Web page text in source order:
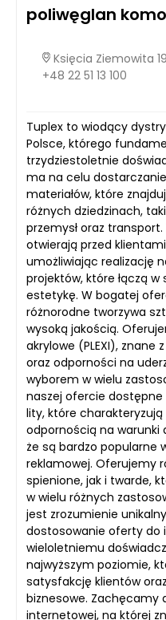
poliwęglan
Księcia Ziemowita
+48 22 51 13 100
Tuplex to wiodący
Polsce, którego
trzydziestoletnie
ma na celu
materiałów, które
różnych dziedzinach,
przemysł oraz
otwierają przed
umożliwiając realizację
projektów, które łączą w
estetykę. W bogatej
różnorodne tworzywa
wysoką jakością.
akrylowe (PLEXI), znane
oraz odporności na
wyborem w wielu
naszej ofercie dostępne
lity, które
odpornością na
że są bardzo popularne
reklamowej. Oferujemy
spienione, jak i twarde,
w wielu różnych
jest zrozumienie
dostosowanie oferty do
wieloletniemu
najwyższym poziomie,
satysfakcję klientów
biznesowe. Zachęcamy
internetowej, na której